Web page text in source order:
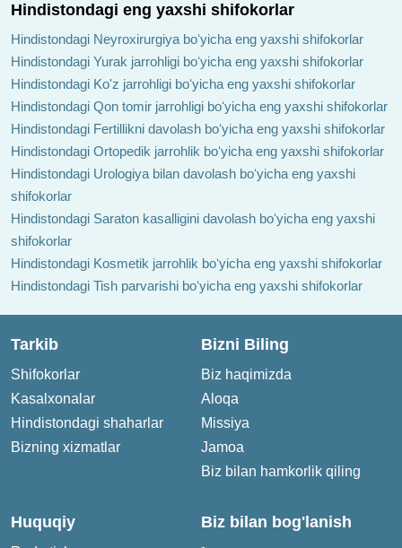
Hindistondagi eng yaxshi shifokorlar
Hindistondagi Neyroxirurgiya boʻyicha eng yaxshi shifokorlar
Hindistondagi Yurak jarrohligi boʻyicha eng yaxshi shifokorlar
Hindistondagi Ko'z jarrohligi boʻyicha eng yaxshi shifokorlar
Hindistondagi Qon tomir jarrohligi boʻyicha eng yaxshi shifokorlar
Hindistondagi Fertillikni davolash boʻyicha eng yaxshi shifokorlar
Hindistondagi Ortopedik jarrohlik boʻyicha eng yaxshi shifokorlar
Hindistondagi Urologiya bilan davolash boʻyicha eng yaxshi
shifokorlar
Hindistondagi Saraton kasalligini davolash boʻyicha eng yaxshi
shifokorlar
Hindistondagi Kosmetik jarrohlik boʻyicha eng yaxshi shifokorlar
Hindistondagi Tish parvarishi boʻyicha eng yaxshi shifokorlar
Tarkib
Shifokorlar
Kasalxonalar
Hindistondagi shaharlar
Bizning xizmatlar
Bizni Biling
Biz haqimizda
Aloqa
Missiya
Jamoa
Biz bilan hamkorlik qiling
Huquqiy Biz bilan bog'lanish